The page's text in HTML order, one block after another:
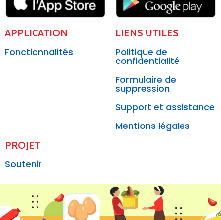
APPLICATION
Fonctionnalités
LIENS UTILES
Politique de
confidentialité
Formulaire de
suppression
Support et assistance
Mentions légales
PROJET
Soutenir